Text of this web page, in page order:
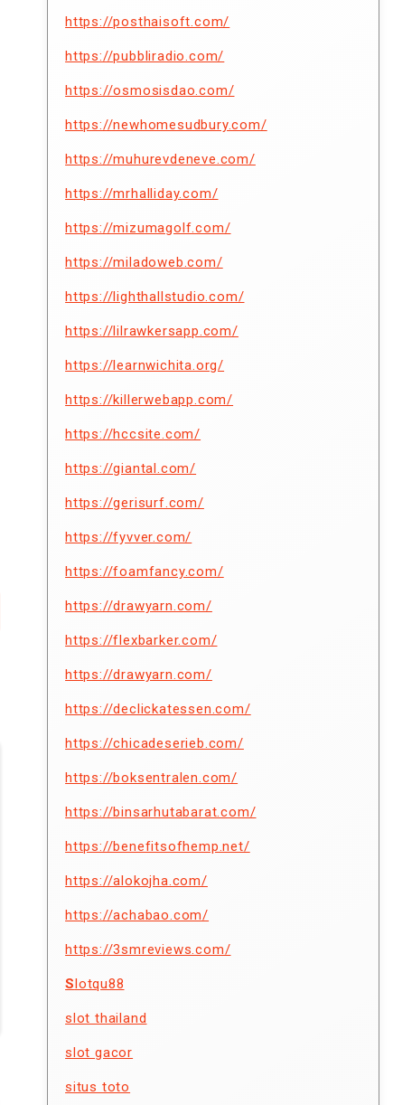
https://posthaisoft.com/
https://pubbliradio.com/
https://osmosisdao.com/
https://newhomesudbury.com/
https://muhurevdeneve.com/
https://mrhalliday.com/
https://mizumagolf.com/
https://miladoweb.com/
https://lighthallstudio.com/
https://lilrawkersapp.com/
https://learnwichita.org/
https://killerwebapp.com/
https://hccsite.com/
https://giantal.com/
https://gerisurf.com/
https://fyvver.com/
https://foamfancy.com/
https://drawyarn.com/
https://flexbarker.com/
https://drawyarn.com/
https://declickatessen.com/
https://chicadeserieb.com/
https://boksentralen.com/
https://binsarhutabarat.com/
https://benefitsofhemp.net/
https://alokojha.com/
https://achabao.com/
https://3smreviews.com/
Slotqu88
slot thailand
slot gacor
situs toto